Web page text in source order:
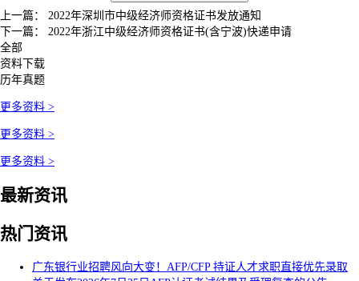
上一篇： 2022年深圳市中级经济师资格证书发放通知
下一篇： 2022年浙江中级经济师资格证书(含宁波)快递申请
全部
资料下载
历年真题
更多资料 >
更多资料 >
更多资料 >
最新资讯
热门资讯
广东银行业招聘风向大变！AFP/CFP 持证人才求职直接优先录取